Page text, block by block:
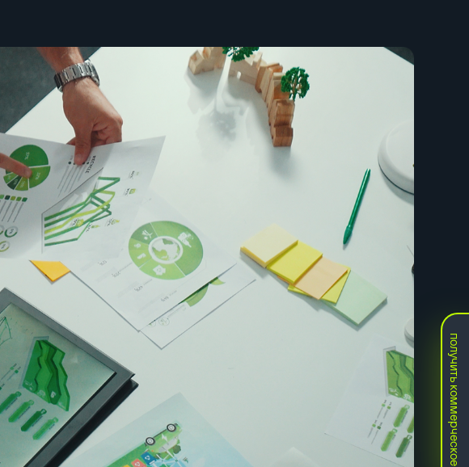
получить коммерческое